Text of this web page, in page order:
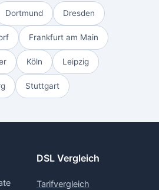
Dortmund Dresden
Frankfurt am Main
Köln Leipzig
Stuttgart
DSL Vergleich
Tarifvergleich